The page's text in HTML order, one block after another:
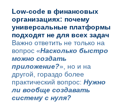
Low-code в финансовых
организациях: почему
универсальные платформы
подходят не для всех задач
Важно ответить не только на
вопрос «Насколько быстро
можно создать
приложение?», но и на
другой, гораздо более
практический вопрос: Нужно
ли вообще создавать
систему с нуля?